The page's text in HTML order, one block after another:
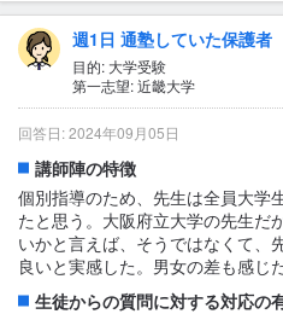
語の授業は、まず教科書範囲の単
出された課題の範囲)の文法を聞か
終わったあとに先生が出席とるつ
かきたくない方は勉強しましょう
終わりに返してくれるので点数盛
す安心してください。 メリハリあ
テキスト・教材について
立志館のテキストを使っています
ので自分なりにテキストを作れま
くても質問のために塾に行くよう
1日あたりの授業時間について
2〜3時間
講師一対生徒多数の講義形式。 雰
とがないので不明だが、講師の素
で、授業では息抜きの話をしてメ
感じる。 楽しめていたよう。
テキスト・教材について
不明
週1日 通塾していた保護者
目的: 大学受験
第一志望: 近畿大学
回答日: 2024年09月05日
講師陣の特徴
個別指導のため、先生は全員大学
たと思う。大阪府立大学の先生だ
いかと言えば、そうではなくて、
良いと実感した。男女の差も感じた
生徒からの質問に対する対応の